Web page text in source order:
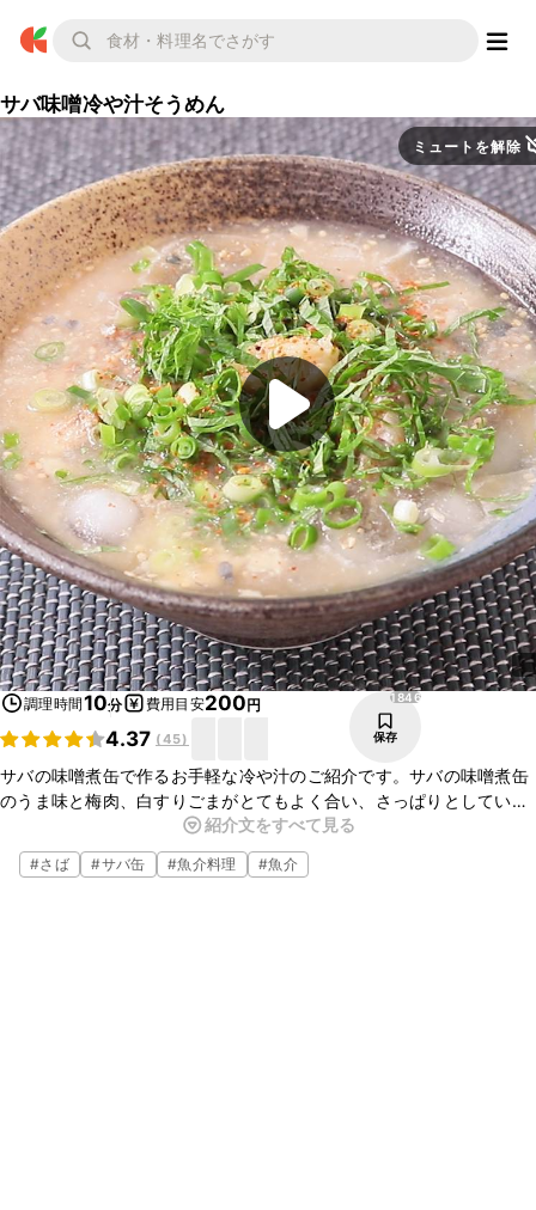
サバ味噌冷や汁そうめん
ミュートを解除
調理時間10分 費用目安200円
4.37 (45)
1846
保存
サバの味噌煮缶で作るお手軽な冷や汁のご紹介です。サバの味噌煮缶
のうま味と梅肉、白すりごまがとてもよく合い、さっぱりとしていて
ついついお箸が止まらなくなりますよ。ランチやお夜食にも喜ばれま
すのでぜひ、お試しくださいね。
紹介文をすべて見る
#さば #サバ缶 #魚介料理 #魚介